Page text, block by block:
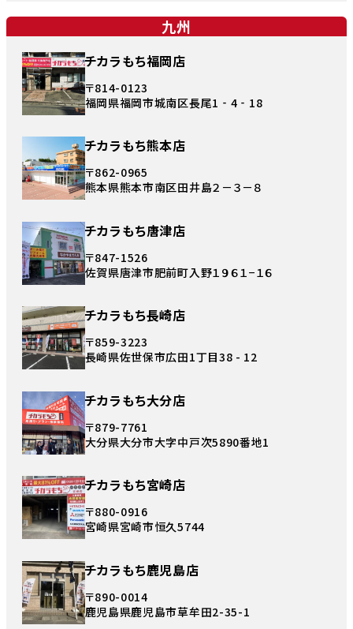
九州
チカラもち福岡店
〒814-0123
福岡県福岡市城南区長尾1‐4‐18
チカラもち熊本店
〒862-0965
熊本県熊本市南区田井島２－３－８
チカラもち唐津店
〒847-1526
佐賀県唐津市肥前町入野１９６１−１６
チカラもち長崎店
〒859-3223
長崎県佐世保市広田1丁目38 - 12
チカラもち大分店
〒879-7761
大分県大分市大字中戸次5890番地1
チカラもち宮崎店
〒880-0916
宮崎県宮崎市恒久5744
チカラもち鹿児島店
〒890-0014
鹿児島県鹿児島市草牟田2-35-1